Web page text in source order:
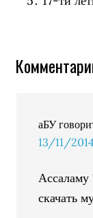
аБУ
13/11/
Ассаламу
скачать